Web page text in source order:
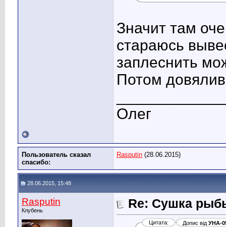
Значит там
стараюсь
заплеснить
Потом
Олег
Пользователь сказал
cпасибо:
Rasputin (28.06.2015)
28.06.2015, 15:48
Rasputin
Клубень Re: Сушка
Цитата: Допис від УНА-